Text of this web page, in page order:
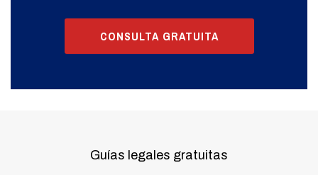
CONSULTA GRATUITA
Guías legales gratuitas